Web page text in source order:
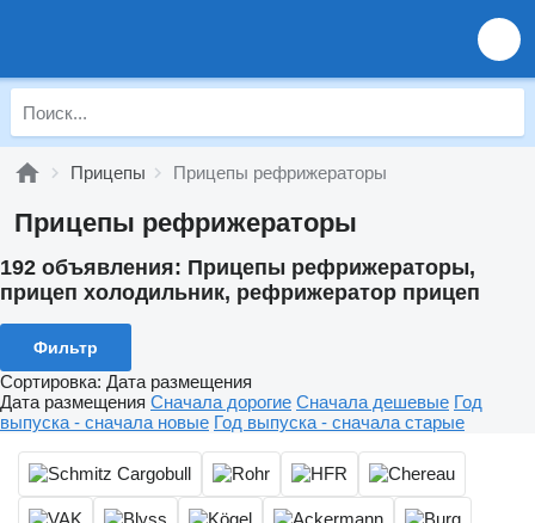
Прицепы Прицепы рефрижераторы
Прицепы рефрижераторы
192 объявления: Прицепы рефрижераторы,
прицеп холодильник, рефрижератор прицеп
Фильтр
Сортировка: Дата размещения
Дата размещения Сначала дорогие Сначала дешевые Год
выпуска - сначала новые Год выпуска - сначала старые